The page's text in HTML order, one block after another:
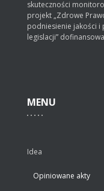
skuteczności
projekt „Zdrowe
podniesienie jakości
legislacji”
MENU
Idea
Opiniowane akty